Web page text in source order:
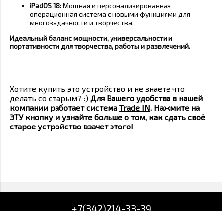
iPadOS 18:Мощная и персонализированная
операционная система с новыми функциями для
многозадачности и творчества.
Идеальный баланс мощности, универсальности и
портативности для творчества, работы и развлечений.
Хотите купить это устройство и не знаете что
делать со старым? :) Для Вашего удобства в нашей
компании работает система Trade IN. Нажмите на
ЭТУкнопку и узнайте больше о том, как сдать своё
старое устройство взачет этого!
+7(342)214-33-39